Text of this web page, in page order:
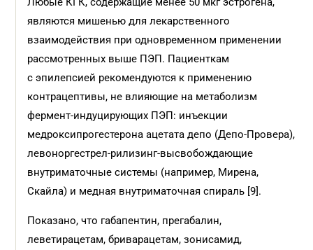
являются мишенью для лекарственного
взаимодействия при одновременном применении
рассмотренных выше ПЭП. Пациенткам
с эпилепсией рекомендуются к применению
контрацептивы, не влияющие на метаболизм
фермент-индуцирующих ПЭП: инъекции
медроксипрогестерона ацетата депо (Депо-Провера),
левоноргестрел-рилизинг-высвобождающие
внутриматочные системы (например, Мирена,
Скайла) и медная внутриматочная спираль [9].
Показано, что габапентин, прегабалин,
леветирацетам, бриварацетам, зонисамид,